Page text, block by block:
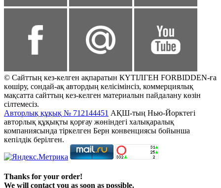
© Сайттың кез-келген ақпаратын КҮТІЛГЕН FORBIDDEN-ға
көшіру, сондай-ақ автордың келісімінсіз, коммерциялық
мақсатта сайттың кез-келген материалын пайдалану көзін
сілтемесіз.
Авторлық құқық № 712144451 АҚШ-тың Нью-Йорктегі
авторлық құқықты қорғау жөніндегі халықаралық
компаниясында тіркелген Берн конвенциясы бойынша
кепілдік берілген.
Thanks for your order!
We will contact you as soon as possible.